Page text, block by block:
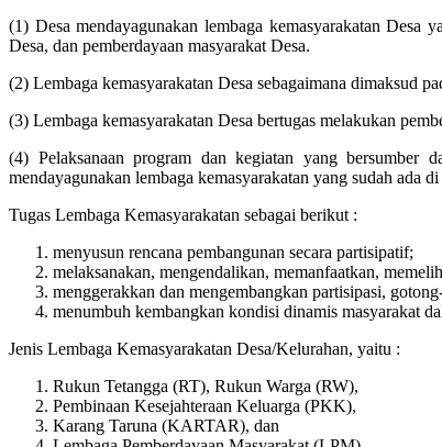
(1) Desa mendayagunakan lembaga kemasyarakatan Desa
Desa, dan pemberdayaan masyarakat Desa.
(2) Lembaga kemasyarakatan Desa sebagaimana dimaksud
(3) Lembaga kemasyarakatan Desa bertugas melakukan
(4) Pelaksanaan program dan kegiatan yang bersumber
mendayagunakan lembaga kemasyarakatan yang sudah ada di
Tugas Lembaga Kemasyarakatan sebagai berikut :
menyusun rencana pembangunan secara partisipatif;
melaksanakan, mengendalikan, memanfaatkan,
menggerakkan dan mengembangkan partisipasi,
menumbuh kembangkan kondisi dinamis masyarakat
Jenis Lembaga Kemasyarakatan Desa/Kelurahan, yaitu :
Rukun Tetangga (RT), Rukun Warga (RW),
Pembinaan Kesejahteraan Keluarga (PKK),
Karang Taruna (KARTAR), dan